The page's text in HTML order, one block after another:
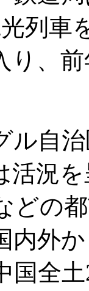
列車
り、
ル自
活況
どの
内外
国全